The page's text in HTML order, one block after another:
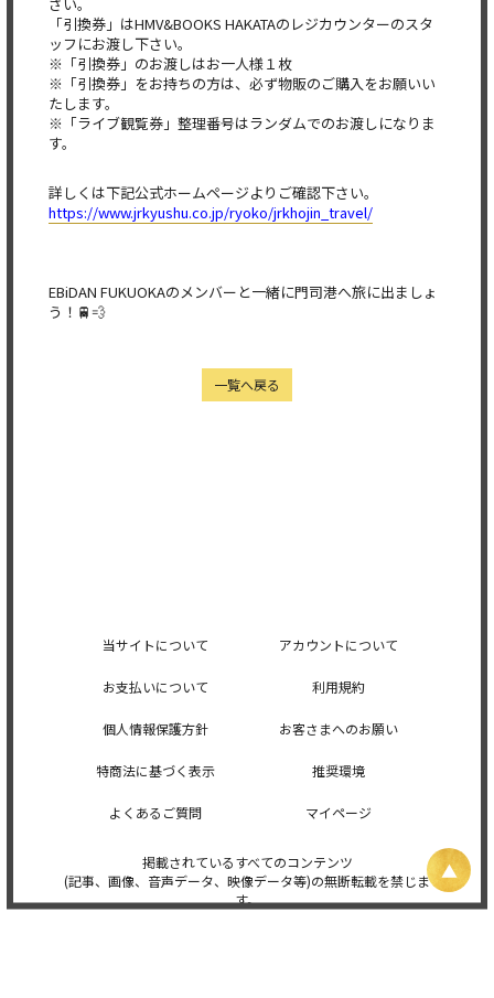
「引換券」はHMV&BOOKS HAKATAのレジカウンターのスタ
ッフにお渡し下さい。
※「引換券」のお渡しはお一人様１枚
※「引換券」をお持ちの方は、必ず物販のご購入をお願いい
たします。
※「ライブ観覧券」整理番号はランダムでのお渡しになりま
す。
詳しくは下記公式ホームページよりご確認下さい。
https://www.jrkyushu.co.jp/ryoko/jrkhojin_travel/
EBiDAN FUKUOKAのメンバーと一緒に門司港へ旅に出ましょ
う！🚆💨
一覧へ戻る
当サイトについて アカウントについて
お支払いについて 利用規約
個人情報保護方針 お客さまへのお願い
特商法に基づく表示 推奨環境
よくあるご質問 マイページ
掲載されているすべてのコンテンツ
(記事、画像、音声データ、映像データ等)の無断転載を禁じま
す。